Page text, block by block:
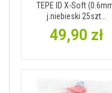
TEPE ID X-Soft
j.niebieski 25szt...
49,90 zł